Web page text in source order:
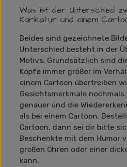
Was ist der Unterschied
Karikatur und einem
Beides sind gezeichnete
Unterschied besteht in der
Motivs. Grundsätzlich sind
Köpfe immer größer im
einem Cartoon übertreiben
Gesichtsmerkmale
genauer und die
als bei einem Cartoon.
Cartoon, dann sei dir bitte
Beschenkte mit dem Humor
großen Ohren oder einer
kann.